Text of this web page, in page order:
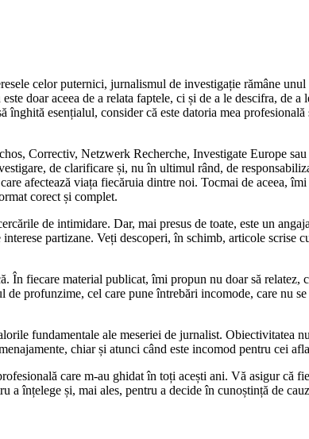
celor puternici, jurnalismul de investigație rămâne
doar aceea de a relata faptele, ci și de a le descifra, de a
esențialul, consider că este datoria mea
Correctiv, Netzwerk Recherche, Investigate Europe
de clarificare și, nu în ultimul rând, de
afectează viața fiecăruia dintre noi. Tocmai de aceea, îmi
corect și complet.
de intimidare. Dar, mai presus de toate, este un
partizane. Veți descoperi, în schimb, articole scrise
În fiecare material publicat, îmi propun nu doar să relatez,
profunzime, cel care pune întrebări incomode, care nu
fundamentale ale meseriei de jurnalist. Obiectivitatea
chiar și atunci când este incomod pentru cei
care m-au ghidat în toți acești ani. Vă asigur că
a înțelege și, mai ales, pentru a decide în cunoștință de